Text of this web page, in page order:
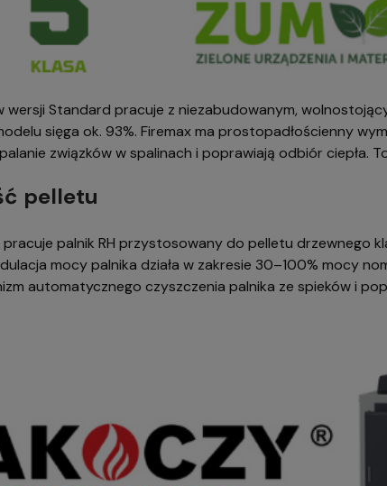
wersji Standard pracuje z niezabudowanym,
sięga ok. 93%. Firemax ma prostopadłościenny
związków w spalinach i poprawiają odbiór ciepła.
pelletu
palnik RH przystosowany do pelletu drzewnego
mocy palnika działa w zakresie 30–100% mocy
automatycznego czyszczenia palnika ze spieków i